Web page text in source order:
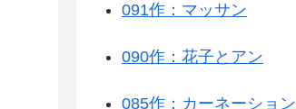
091作：マッサン
090作：花子とアン
085作：カーネーション